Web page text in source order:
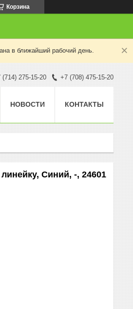
Корзина
в ближайший рабочий день.
(714) 275-15-20 +7 (708) 475-15-20
НОВОСТИ КОНТАКТЫ
Синий, -, 24601